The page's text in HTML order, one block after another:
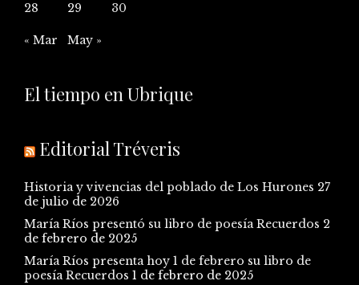
28
29 30
« Mar May »
El tiempo en Ubrique
Editorial Tréveris
Historia y vivencias del poblado de Los Hurones 27
de julio de 2026
María Ríos presentó su libro de poesía Recuerdos 2
de febrero de 2025
María Ríos presenta hoy 1 de febrero su libro de
poesía Recuerdos 1 de febrero de 2025